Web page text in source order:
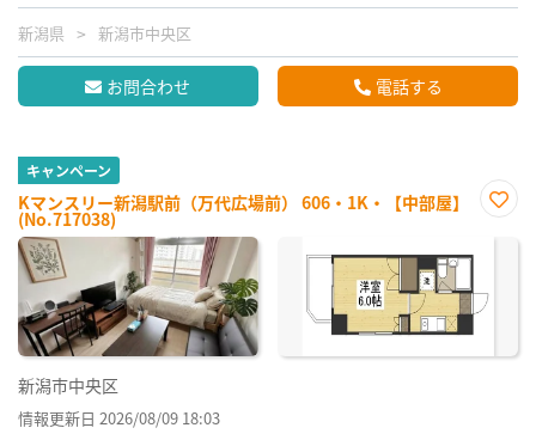
新潟県 新潟市中央区
お問合わせ 電話する
キャンペーン
Kマンスリー新潟駅前（万代広場前） 606・1K・【中部屋】
(No.717038)
に入
新潟市中央区
情報更新日 2026/08/09 18:03